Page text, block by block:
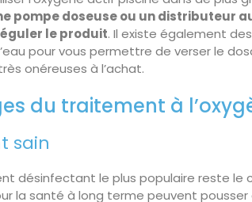
pompe doseuse ou un distributeur
le produit. Il existe également
pour vous permettre de verser le
onéreuses à l’achat.
du traitement à
sain
désinfectant le plus populaire reste le
la santé à long terme peuvent pousser